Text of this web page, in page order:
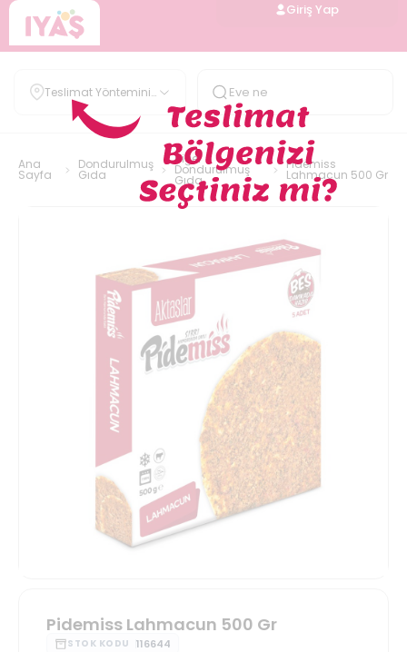
Giriş Yap
Teslimat Yöntemini
Belirle
Ana
Sayfa
Dondurulmuş
Gıda
Diğer
Dondurulmuş
Gıda
Pidemiss
Lahmacun 500 Gr
Pidemiss Lahmacun 500 Gr
STOK KODU 116644